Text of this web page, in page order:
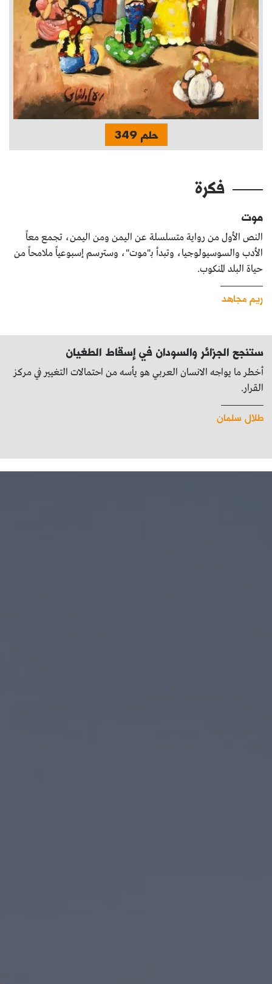
حلم 349
فكرة
موت
النص الأول من رواية متسلسلة عن اليمن ومن اليمن، تجمع معاً
الأدب والسوسيولوجيا، وتبدأ بـ"موت"، وسترسم إسبوعياً ملامحاً من
حياة البلد المنكوب.
ريم مجاهد
ستنجح الجزائر والسودان في إسقاط الطغيان
أخطر ما يواجه الانسان العربي هو يأسه من احتمالات التغيير في مركز
القرار.
طلال سلمان